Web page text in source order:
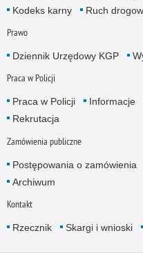
Kodeks karny
Ruch
Prawo
Dziennik Urzędowy KGP
Praca w Policji
Praca w Policji Informacje
Rekrutacja
Zamówienia publiczne
Postępowania o zamówienia
Archiwum
Kontakt
Rzecznik Skargi i wnioski